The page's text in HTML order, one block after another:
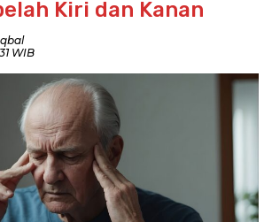
Kiri dan Kanan
WIB